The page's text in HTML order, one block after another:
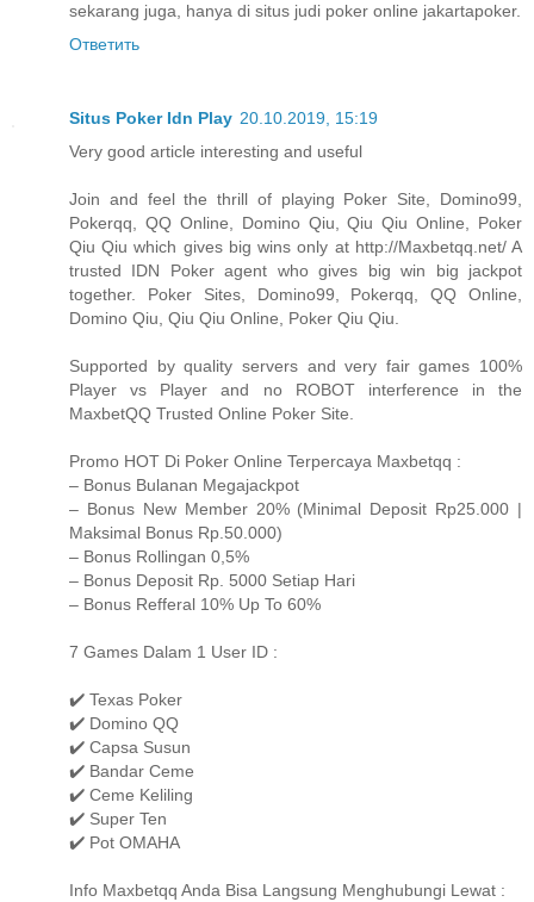
sekarang juga, hanya di situs judi poker online jakartapoker.
Ответить
Situs Poker Idn Play 20.10.2019, 15:19
Very good article interesting and useful
Join and feel the thrill of playing Poker Site, Domino99,
Pokerqq, QQ Online, Domino Qiu, Qiu Qiu Online, Poker
Qiu Qiu which gives big wins only at http://Maxbetqq.net/ A
trusted IDN Poker agent who gives big win big jackpot
together. Poker Sites, Domino99, Pokerqq, QQ Online,
Domino Qiu, Qiu Qiu Online, Poker Qiu Qiu.
Supported by quality servers and very fair games 100%
Player vs Player and no ROBOT interference in the
MaxbetQQ Trusted Online Poker Site.
Promo HOT Di Poker Online Terpercaya Maxbetqq :
– Bonus Bulanan Megajackpot
– Bonus New Member 20% (Minimal Deposit Rp25.000 |
Maksimal Bonus Rp.50.000)
– Bonus Rollingan 0,5%
– Bonus Deposit Rp. 5000 Setiap Hari
– Bonus Refferal 10% Up To 60%
7 Games Dalam 1 User ID :
✔️ Texas Poker
✔️ Domino QQ
✔️ Capsa Susun
✔️ Bandar Ceme
✔️ Ceme Keliling
✔️ Super Ten
✔️ Pot OMAHA
Info Maxbetqq Anda Bisa Langsung Menghubungi Lewat :